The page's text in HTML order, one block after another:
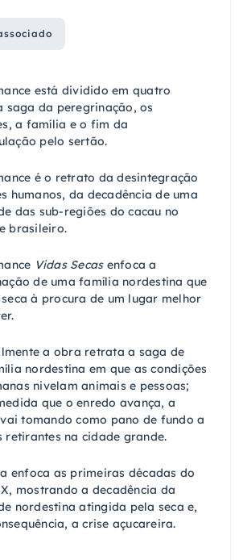
está dividido em quatro
saga da peregrinação, os
a família e o fim da
pelo sertão.
é o retrato da desintegração
humanos, da decadência de uma
das sub-regiões do cacau no
brasileiro.
Vidas Secas enfoca a
de uma família nordestina que
à procura de um lugar melhor
a obra retrata a saga de
nordestina em que as condições
nivelam animais e pessoas;
que o enredo avança, a
tomando como pano de fundo a
retirantes na cidade grande.
enfoca as primeiras décadas do
mostrando a decadência da
nordestina atingida pela seca e,
a crise açucareira.